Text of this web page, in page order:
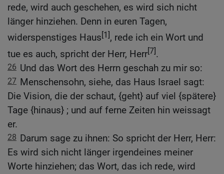
rede, wird auch geschehen, es wird sich nicht
länger hinziehen. Denn in euren Tagen,
widerspenstiges Haus[1], rede ich ein Wort und
tue es auch, spricht der Herr, Herr[7].
26 Und das Wort des Herrn geschah zu mir so:
27 Menschensohn, siehe, das Haus Israel sagt:
Die Vision, die der schaut, {geht} auf viel {spätere}
Tage {hinaus} ; und auf ferne Zeiten hin weissagt
er.
28 Darum sage zu ihnen: So spricht der Herr, Herr:
Es wird sich nicht länger irgendeines meiner
Worte hinziehen; das Wort, das ich rede, wird